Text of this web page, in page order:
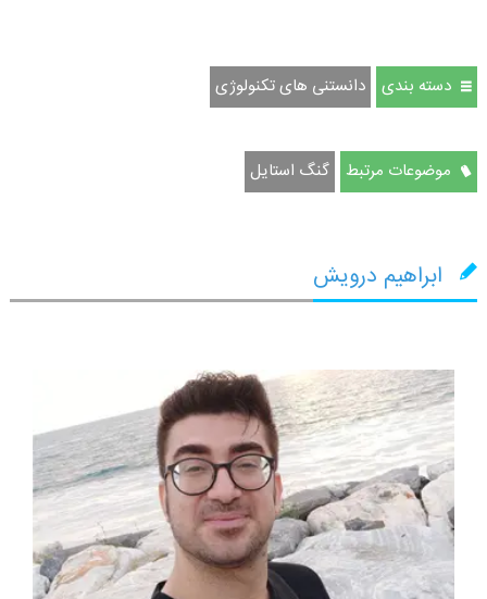
دسته بندی دانستنی های تکنولوژی
موضوعات مرتبط گنگ استایل
ابراهیم درویش